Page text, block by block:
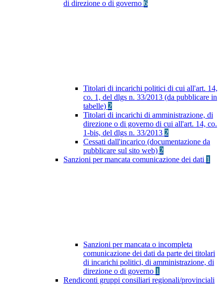
di direzione o di governo 6
Titolari di incarichi politici di cui all'art. 14,
co. 1, del dlgs n. 33/2013 (da pubblicare in
tabelle) 2
Titolari di incarichi di amministrazione, di
direzione o di governo di cui all'art. 14, co.
1-bis, del dlgs n. 33/2013 2
Cessati dall'incarico (documentazione da
pubblicare sul sito web) 2
Sanzioni per mancata comunicazione dei dati 1
Sanzioni per mancata o incompleta
comunicazione dei dati da parte dei titolari
di incarichi politici, di amministrazione, di
direzione o di governo 1
Rendiconti gruppi consiliari regionali/provinciali